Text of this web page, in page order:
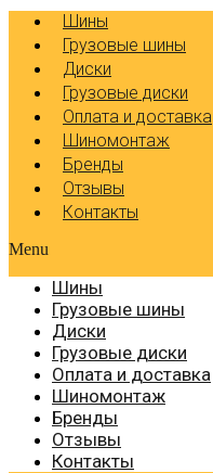
Шины
Грузовые шины
Диски
Грузовые диски
Оплата и доставка
Шиномонтаж
Бренды
Отзывы
Контакты
Menu
Шины
Грузовые шины
Диски
Грузовые диски
Оплата и доставка
Шиномонтаж
Бренды
Отзывы
Контакты